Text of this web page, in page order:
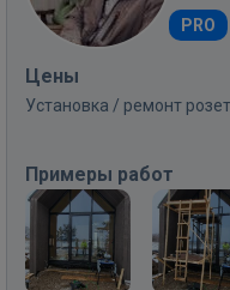
PRO
Цены
Установка / ремонт
Примеры работ